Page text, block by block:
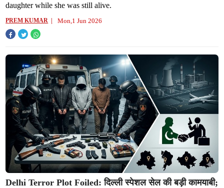
daughter while she was still alive.
PREM KUMAR Mon,1 Jun 2026
Delhi Terror Plot Foiled: दिल्ली स्पेशल सेल की बड़ी कामयाबी;